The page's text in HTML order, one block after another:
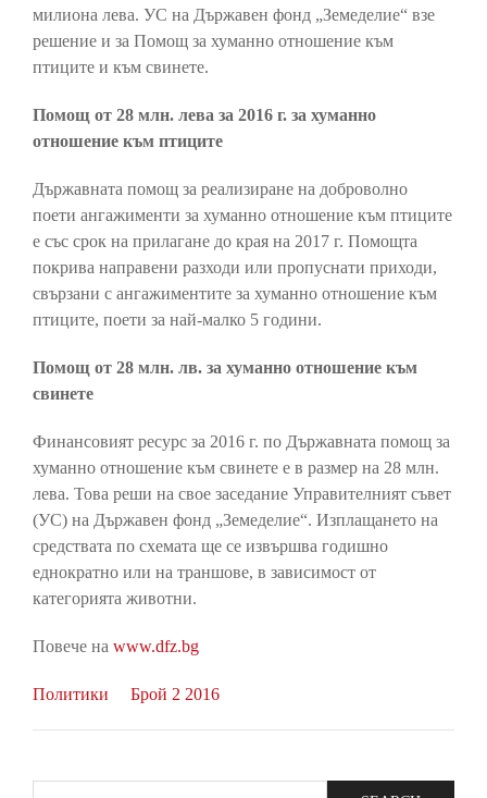
милиона лева. УС на Държавен фонд „Земеделие“ взе
решение и за Помощ за хуманно отношение към
птиците и към свинете.
Помощ от 28 млн. лева за 2016 г. за хуманно
отношение към птиците
Държавната помощ за реализиране на доброволно
поети ангажименти за хуманно отношение към птиците
е със срок на прилагане до края на 2017 г. Помощта
покрива направени разходи или пропуснати приходи,
свързани с ангажиментите за хуманно отношение към
птиците, поети за най-малко 5 години.
Помощ от 28 млн. лв. за хуманно отношение към
свинете
Финансовият ресурс за 2016 г. по Държавната помощ за
хуманно отношение към свинете е в размер на 28 млн.
лева. Това реши на свое заседание Управителният съвет
(УС) на Държавен фонд „Земеделие“. Изплащането на
средствата по схемата ще се извършва годишно
еднократно или на траншове, в зависимост от
категорията животни.
Повече на www.dfz.bg
Политики Брой 2 2016